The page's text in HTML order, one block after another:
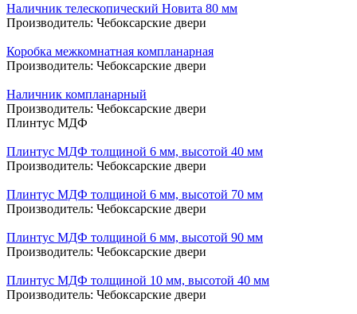
Наличник телескопический Новита 80 мм
Производитель: Чебоксарские двери
Коробка межкомнатная компланарная
Производитель: Чебоксарские двери
Наличник компланарный
Производитель: Чебоксарские двери
Плинтус МДФ
Плинтус МДФ толщиной 6 мм, высотой 40 мм
Производитель: Чебоксарские двери
Плинтус МДФ толщиной 6 мм, высотой 70 мм
Производитель: Чебоксарские двери
Плинтус МДФ толщиной 6 мм, высотой 90 мм
Производитель: Чебоксарские двери
Плинтус МДФ толщиной 10 мм, высотой 40 мм
Производитель: Чебоксарские двери